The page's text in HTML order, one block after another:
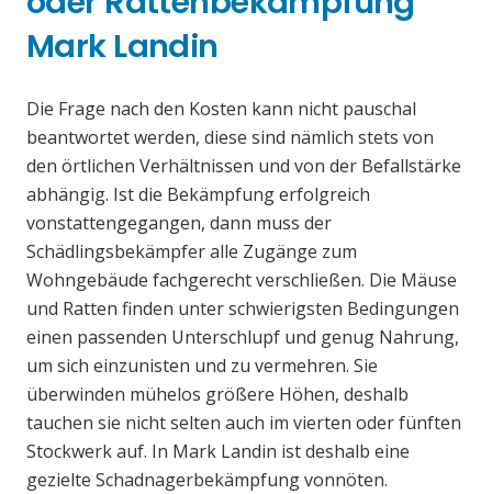
Mark Landin
Die Frage nach den Kosten kann nicht pauschal
beantwortet werden, diese sind nämlich stets von
den örtlichen Verhältnissen und von der Befallstärke
abhängig. Ist die Bekämpfung erfolgreich
vonstattengegangen, dann muss der
Schädlingsbekämpfer alle Zugänge zum
Wohngebäude fachgerecht verschließen. Die Mäuse
und Ratten finden unter schwierigsten Bedingungen
einen passenden Unterschlupf und genug Nahrung,
um sich einzunisten und zu vermehren. Sie
überwinden mühelos größere Höhen, deshalb
tauchen sie nicht selten auch im vierten oder fünften
Stockwerk auf. In Mark Landin ist deshalb eine
gezielte Schadnagerbekämpfung vonnöten.